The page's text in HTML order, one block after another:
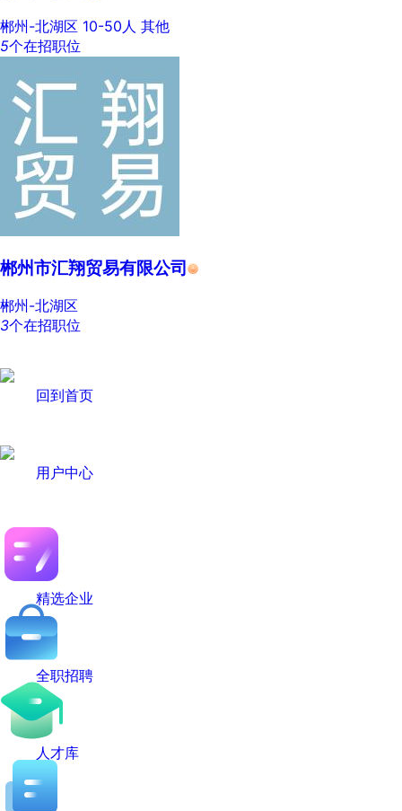
郴州-北湖区 10-50人 其他
5个在招职位
郴州市汇翔贸易有限公司
郴州-北湖区
3个在招职位
回到首页
用户中心
精选企业
全职招聘
人才库